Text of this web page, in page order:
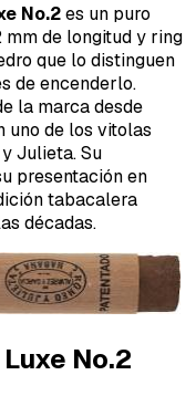
No.2es un puro
mm de longitud y ring
que lo distinguen
de encenderlo.
la marca desde
uno de los vitolas
Julieta. Su
presentación en
tabacalera
décadas.
No.2